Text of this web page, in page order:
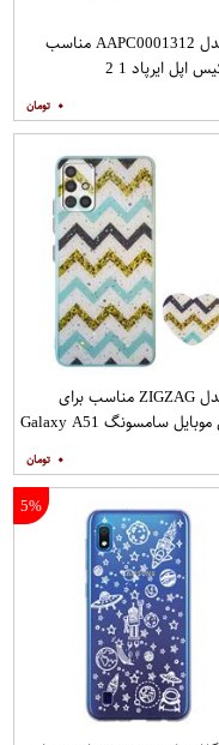
کاور مدل AAPC0001312 مناسب
اپل ایرپاد 1 2
۰
کاور مدل ZIGZAG مناسب برای
گوشی موبایل سامسونگ Galaxy A51
۰
5%